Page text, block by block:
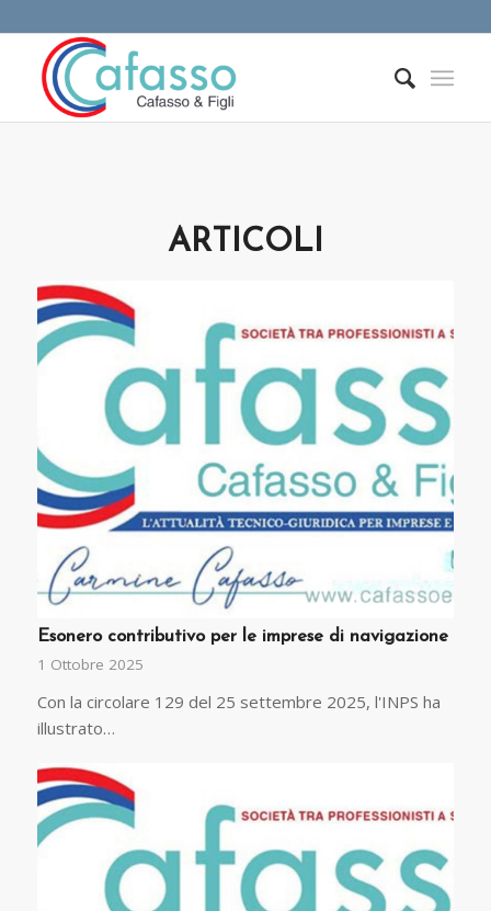
ARTICOLI
Esonero contributivo per le imprese di navigazione
1 Ottobre 2025
Con la circolare 129 del 25 settembre 2025, l'INPS ha
illustrato…